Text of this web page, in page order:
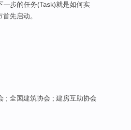
一步的任务(Task)就是如何实
先启动。
; 全国建筑协会 ; 建房互助协会